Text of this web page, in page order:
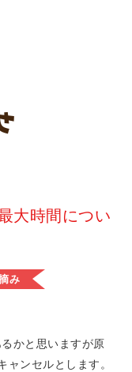
大時間につい
み
かと思いますが原
ンセルとします。